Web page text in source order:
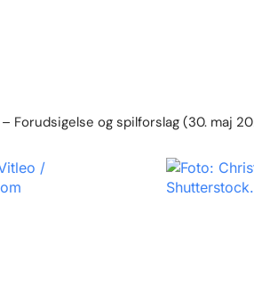
– Forudsigelse og spilforslag (30. maj